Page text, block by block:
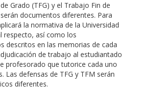
Grado (TFG) y el Trabajo Fin de
documentos diferentes. Para
la normativa de la Universidad
respecto, así como los
descritos en las memorias de cada
de trabajo al estudiantado
profesorado que tutorice cada uno
Las defensas de TFG y TFM serán
diferentes.